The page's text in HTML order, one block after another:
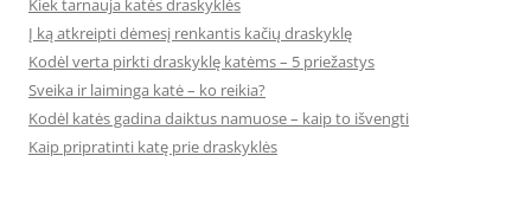
Kiek tarnauja katės draskyklės
Į ką atkreipti dėmesį renkantis kačių draskyklę
Kodėl verta pirkti draskyklę katėms – 5 priežastys
Sveika ir laiminga katė – ko reikia?
Kodėl katės gadina daiktus namuose – kaip to išvengti
Kaip pripratinti katę prie draskyklės